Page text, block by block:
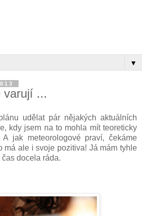
▼
varují ...
udělat pár nějakých aktuálních
kdy jsem na to mohla mít teoreticky
jak meteorologové praví, čekáme
má ale i svoje pozitiva! Já mám tyhle
docela ráda.